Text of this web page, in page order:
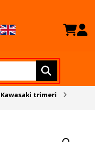
trimeri